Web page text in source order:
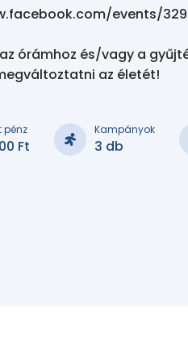
events/
órámhoz és/vagy a
az életét!
pénz
Ft
Kampányok
3 db